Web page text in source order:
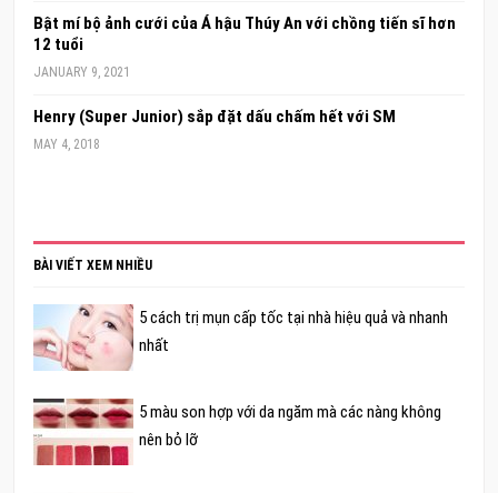
Bật mí bộ ảnh cưới của Á hậu Thúy An với chồng tiến sĩ hơn
12 tuổi
JANUARY 9, 2021
Henry (Super Junior) sắp đặt dấu chấm hết với SM
MAY 4, 2018
BÀI VIẾT XEM NHIỀU
5 cách trị mụn cấp tốc tại nhà hiệu quả và nhanh
nhất
5 màu son hợp với da ngăm mà các nàng không
nên bỏ lỡ